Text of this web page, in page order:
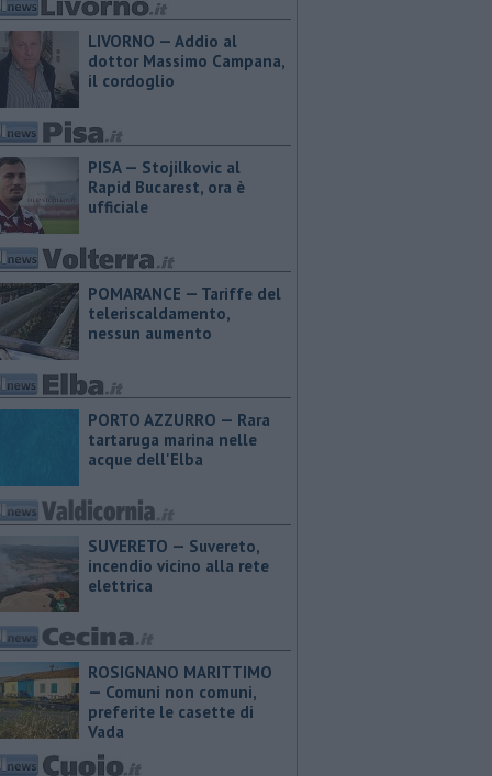
LIVORNO — Addio al
dottor Massimo Campana,
il cordoglio
PISA — Stojilkovic al
Rapid Bucarest, ora è
ufficiale
POMARANCE — Tariffe del
teleriscaldamento,
nessun aumento
PORTO AZZURRO — Rara
tartaruga marina nelle
acque dell'Elba
SUVERETO — Suvereto,
incendio vicino alla rete
elettrica
ROSIGNANO MARITTIMO
— Comuni non comuni,
preferite le casette di
Vada